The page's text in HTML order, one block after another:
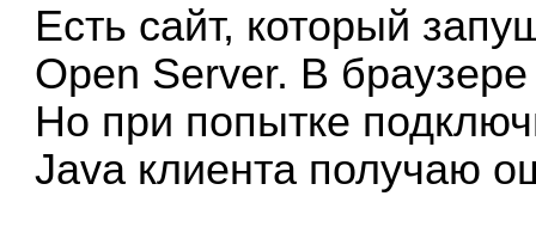
Есть сайт, который
Open Server. В браузере
Но при попытке
Java клиента получаю